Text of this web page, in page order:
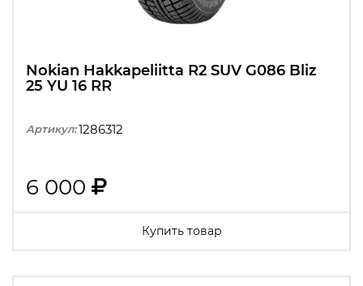
Nokian Hakkapeliitta R2 SUV G086 Bliz
25 YU 16 RR
Артикул:1286312
6 000
Купить товар